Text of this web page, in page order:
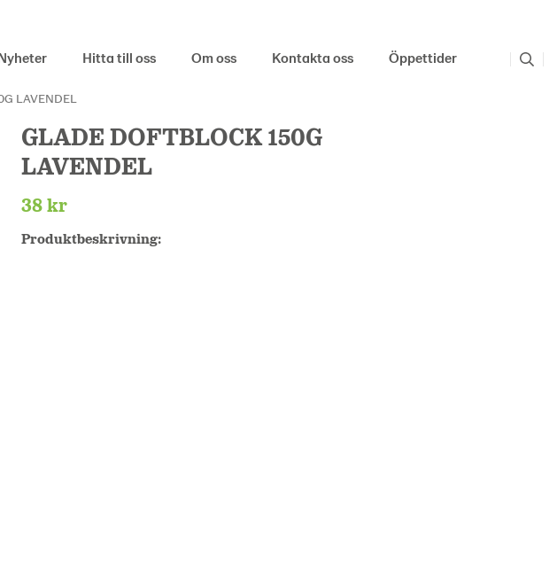
Hitta till oss Om oss Kontakta oss Öppettider
LAVENDEL
GLADE DOFTBLOCK 150G
LAVENDEL
38 kr
Produktbeskrivning: